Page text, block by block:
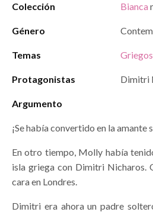
Colección Bianca
Género
Temas Griegos
Protagonistas Dimitri
Argumento
¡Se había convertido en la
En otro tiempo, Molly había
isla griega con Dimitri Nicharos.
cara en Londres.
Dimitri era ahora un padre